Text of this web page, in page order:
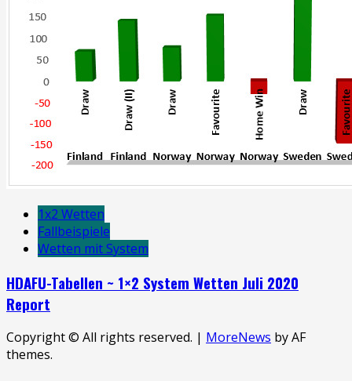
1x2 Wetten
Fallbeispiele
Wetten mit System
HDAFU-Tabellen ~ 1×2 System Wetten Juli 2020
Report
Copyright © All rights reserved. | MoreNews by AF
themes.